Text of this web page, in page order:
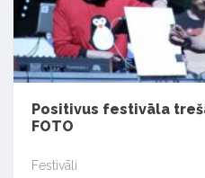
Positivus festivāla
FOTO
Festivāli